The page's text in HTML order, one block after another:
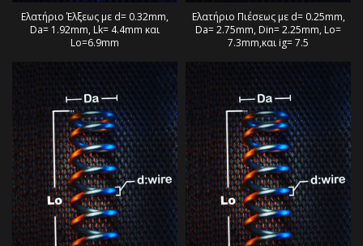
Ελατήριο Έλξεως με d= 0.32mm,
Da= 1.92mm, Lk= 4.4mm και
Lo=6.9mm
Ελατήριο Πιέσεως με d= 0.25mm,
Da= 2.75mm, Din= 2.25mm, Lo=
7.3mm,και ig= 7.5